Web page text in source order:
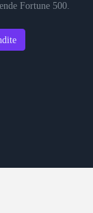
Fortune 500.